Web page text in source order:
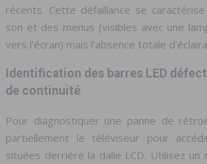
récents. Cette défaillance se
son et des menus (visibles avec une
vers l’écran) mais l’absence totale
Identification des barres LED
de continuité
Pour diagnostiquer une panne de
partiellement le téléviseur pour
situées derrière la dalle LCD. Utilisez un